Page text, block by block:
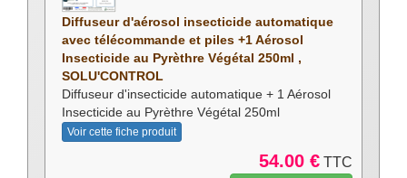
Diffuseur d'aérosol insecticide automatique
avec télécommande et piles +1 Aérosol
Insecticide au Pyrèthre Végétal 250ml ,
SOLU'CONTROL
Diffuseur d'insecticide automatique + 1 Aérosol
Insecticide au Pyrèthre Végétal 250ml
Voir cette fiche produit
54.00 € TTC